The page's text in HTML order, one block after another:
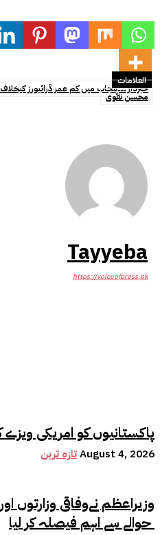
پاکستانیوں کو امریکی ویزے
تازہ ترینAugust 4, 2026
وزیراعظم نےوفاقی وزارتوں
حوالے سے اہم فیصلہ کر لیا
العلامات
خبردار ۔۔۔پنجاب میں کم عمر ڈرائیورز
محسن نقوی
Tayyeba
https://voiceofpress.pk